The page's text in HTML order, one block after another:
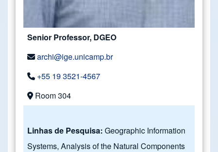
Senior Professor, DGEO
archi@ige.unicamp.br
+55 19 3521-4567
Room 304
Linhas de Pesquisa: Geographic Information
Systems, Analysis of the Natural Components